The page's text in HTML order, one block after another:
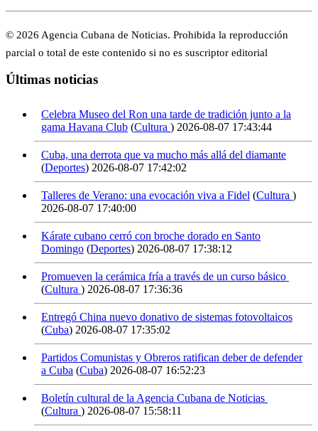
© 2026 Agencia Cubana de Noticias. Prohibida la reproducción
parcial o total de este contenido si no es suscriptor editorial
Últimas noticias
Celebra Museo del Ron una tarde de tradición junto a la
gama Havana Club (Cultura ) 2026-08-07 17:43:44
Cuba, una derrota que va mucho más allá del diamante
(Deportes) 2026-08-07 17:42:02
Talleres de Verano: una evocación viva a Fidel (Cultura )
2026-08-07 17:40:00
Kárate cubano cerró con broche dorado en Santo
Domingo (Deportes) 2026-08-07 17:38:12
Promueven la cerámica fría a través de un curso básico
(Cultura ) 2026-08-07 17:36:36
Entregó China nuevo donativo de sistemas fotovoltaicos
(Cuba) 2026-08-07 17:35:02
Partidos Comunistas y Obreros ratifican deber de defender
a Cuba (Cuba) 2026-08-07 16:52:23
Boletín cultural de la Agencia Cubana de Noticias
(Cultura ) 2026-08-07 15:58:11